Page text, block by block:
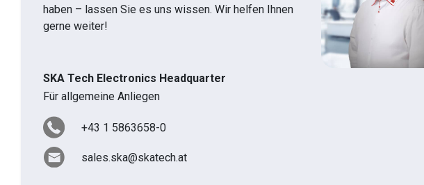
haben – lassen Sie es uns wissen. Wir helfen Ihnen
gerne weiter!
SKA Tech Electronics Headquarter
Für allgemeine Anliegen
+43 1 5863658-0
sales.ska@skatech.at